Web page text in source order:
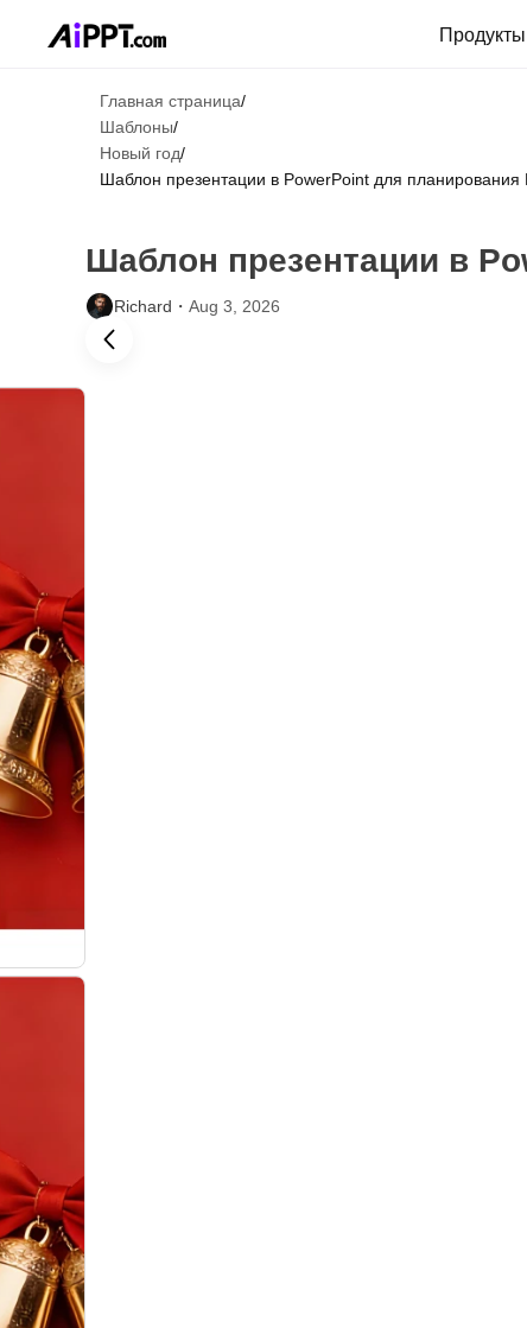
Продукты
Главная страница/
Шаблоны/
Новый год/
Шаблон презентации в PowerPoint для планирования
Шаблон презентации в
Richard・ Aug 3, 2026